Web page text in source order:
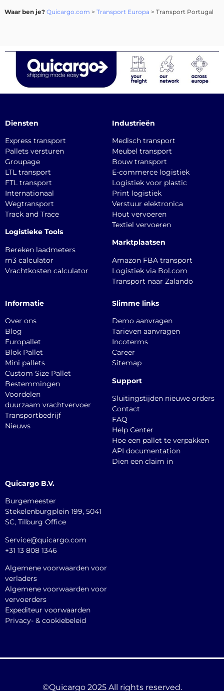
Waar ben je? Quicargo.com > Transport Europa > Transport Portugal
Diensten
Express transport
Pallets versturen
Groupage
LTL transport
FTL transport
Internationaal
Wegtransport
Track and Trace
Logistieke Tools
Bereken laadmeters
m3 calculator
Vrachtkosten calculator
Industrieën
Medisch transport
Meubel transport
Bouw transport
E-commerce logistiek
Logistiek voor plastic
Print logistiek
Verstuur elektronica
Hout vervoeren
Textiel vervoeren
Marktplaatsen
Amazon FBA transport
Logistiek via Bol.com
Transport naar Zalando
Informatie
Over ons
Blog
Europallet
Blok Pallet
Mini pallets
Custom Size Pallet
Bestemmingen
Voordelen
duurzaam vrachtvervoer
Transportbedrijf
Nieuws
Slimme links
Demo aanvragen
Tarieven aanvragen
Incoterms
Career
Sitemap
Support
Sluitingstijden nieuwe orders
Contact
FAQ
Help Center
Hoe een pallet te verpakken
API documentation
Dien een claim in
Quicargo B.V.
Burgemeester
Stekelenburgplein 199, 5041
SC, Tilburg Office
Service@quicargo.com
+31 13 808 1346
Algemene voorwaarden voor
verladers
Algemene voorwaarden voor
vervoerders
Expediteur voorwaarden
Privacy- & cookiebeleid
©Quicargo 2025 All rights reserved.